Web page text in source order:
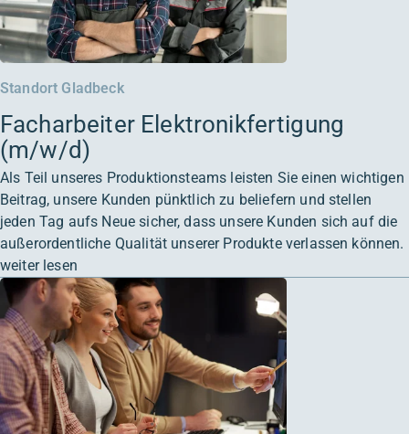
Standort Gladbeck
Facharbeiter Elektronikfertigung
(m/w/d)
Als Teil unseres Produktionsteams leisten Sie einen wichtigen
Beitrag, unsere Kunden pünktlich zu beliefern und stellen
jeden Tag aufs Neue sicher, dass unsere Kunden sich auf die
außerordentliche Qualität unserer Produkte verlassen können.
weiter lesen